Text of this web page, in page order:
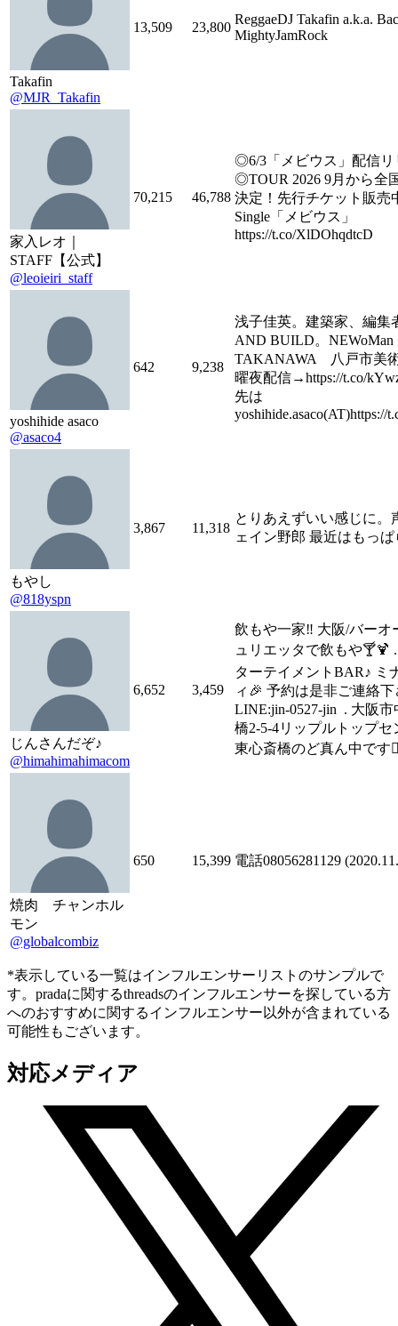
Takafin
@MJR_Takafin
13,509 23,800
ReggaeDJ Takafin a.k.a.
MightyJamRock
家入レオ｜
STAFF【公式】
@leoieiri_staff
70,215 46,788
◎6/3「メビウス」配信リ
◎TOUR 2026 9月から全
決定！先行チケット販売
Single「メビウス」
https://t.co/XlDOhqdtcD
yoshihide asaco
@asaco4
642 9,238
浅子佳英。建築家、編集
AND BUILD。NEWoMan
TAKANAWA 八戸市美
曜夜配信→https://t.co/
先は
yoshihide.asaco(AT)https://
もやし
@818yspn
3,867 11,318
とりあえずいい感じに。
ェイン野郎 最近はもっ
じんさんだぞ♪
@himahimahimacom
6,652 3,459
飲もや一家‼️ 大阪/バーオ
ュリエッタで飲もや🍸🍹
ターテイメントBAR♪ ミ
ィ🎉 予約は是非ご連絡
LINE:jin-0527-jin . 大阪
橋2-5-4リップルトップセ
東心斎橋のど真ん中です
焼肉 チャンホル
モン
@globalcombiz
650 15,399 電話08056281129
*表示している一覧はインフルエンサーリストのサンプルで
す。pradaに関するthreadsのインフルエンサーを探している方
へのおすすめに関するインフルエンサー以外が含まれている
可能性もございます。
対応メディア